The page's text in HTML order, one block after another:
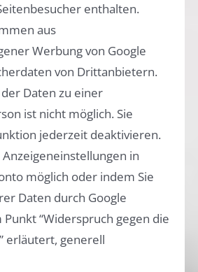
enthalten.
aus
Werbung von Google
von Drittanbietern.
Daten zu einer
ist nicht möglich. Sie
jederzeit deaktivieren.
in
möglich oder indem Sie
Daten durch Google
“Widerspruch gegen die
erläutert, generell